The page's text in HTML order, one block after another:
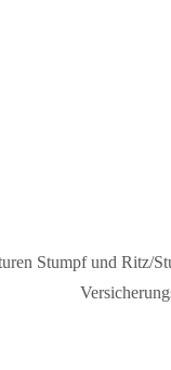
Stumpf und Ritz/